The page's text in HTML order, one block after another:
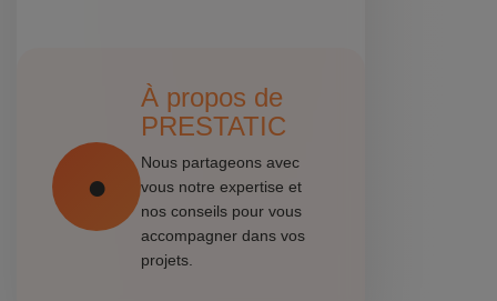
À propos de
PRESTATIC
Nous partageons avec
vous notre expertise et
nos conseils pour vous
accompagner dans vos
projets.